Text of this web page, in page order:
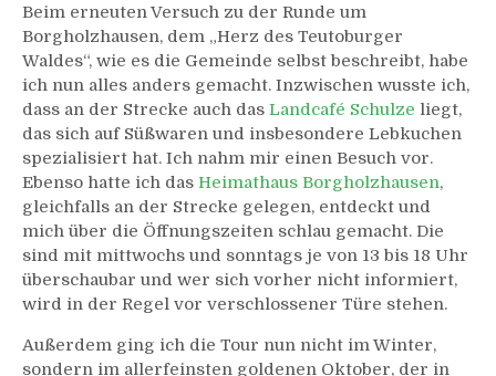
Beim erneuten Versuch zu der Runde um
Borgholzhausen, dem „Herz des Teutoburger
Waldes“, wie es die Gemeinde selbst beschreibt, habe
ich nun alles anders gemacht. Inzwischen wusste ich,
dass an der Strecke auch das Landcafé Schulze liegt,
das sich auf Süßwaren und insbesondere Lebkuchen
spezialisiert hat. Ich nahm mir einen Besuch vor.
Ebenso hatte ich das Heimathaus Borgholzhausen,
gleichfalls an der Strecke gelegen, entdeckt und
mich über die Öffnungszeiten schlau gemacht. Die
sind mit mittwochs und sonntags je von 13 bis 18 Uhr
überschaubar und wer sich vorher nicht informiert,
wird in der Regel vor verschlossener Türe stehen.
Außerdem ging ich die Tour nun nicht im Winter,
sondern im allerfeinsten goldenen Oktober, der in